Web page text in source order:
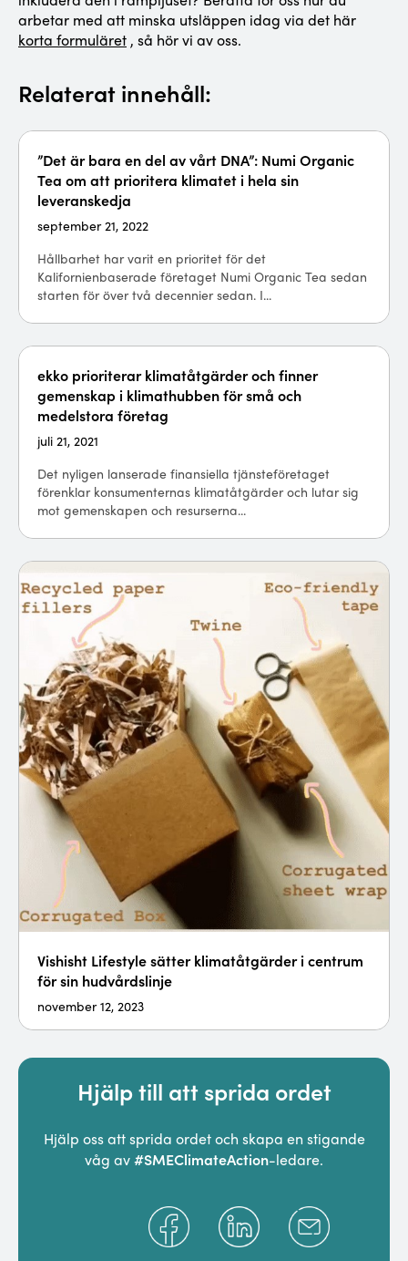
arbetar med att minska utsläppen idag via det här
korta formuläret , så hör vi av oss.
Relaterat innehåll:
”Det är bara en del av vårt DNA”: Numi Organic
Tea om att prioritera klimatet i hela sin
leveranskedja
september 21, 2022
Hållbarhet har varit en prioritet för det
Kalifornienbaserade företaget Numi Organic Tea sedan
starten för över två decennier sedan. I...
ekko prioriterar klimatåtgärder och finner
gemenskap i klimathubben för små och
medelstora företag
juli 21, 2021
Det nyligen lanserade finansiella tjänsteföretaget
förenklar konsumenternas klimatåtgärder och lutar sig
mot gemenskapen och resurserna...
Vishisht Lifestyle sätter klimatåtgärder i centrum
för sin hudvårdslinje
november 12, 2023
hudvårdsprodukter har det lilla företaget från
Hjälp till att sprida ordet
Hjälp oss att sprida ordet och skapa en stigande
våg av#SMEClimateAction-ledare.